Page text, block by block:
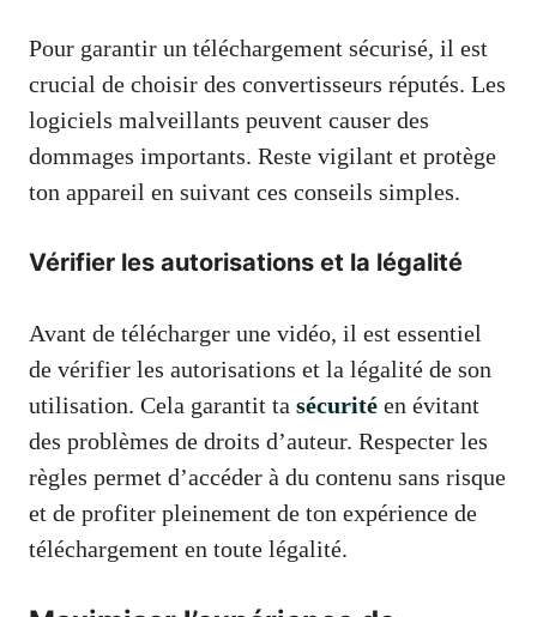
Pour garantir un téléchargement sécurisé, il est
crucial de choisir des convertisseurs réputés. Les
logiciels malveillants peuvent causer des
dommages importants. Reste vigilant et protège
ton appareil en suivant ces conseils simples.
Vérifier les autorisations et la légalité
Avant de télécharger une vidéo, il est essentiel
de vérifier les autorisations et la légalité de son
utilisation. Cela garantit ta sécurité en évitant
des problèmes de droits d’auteur. Respecter les
règles permet d’accéder à du contenu sans risque
et de profiter pleinement de ton expérience de
téléchargement en toute légalité.